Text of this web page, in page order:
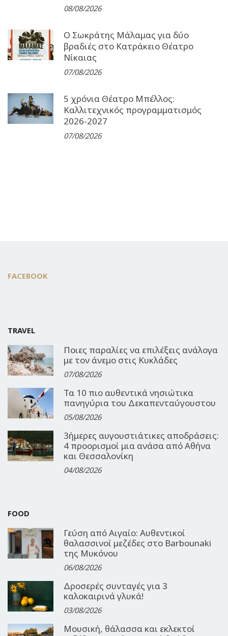
08/08/2026
Ο Σωκράτης Μάλαμας για δύο
βραδιές στο Κατράκειο Θέατρο
Νίκαιας
07/08/2026
5 χρόνια Θέατρο Μπέλλος:
Καλλιτεχνικός προγραμματισμός
2026-2027
07/08/2026
FACEBOOK
TRAVEL
Ποιες παραλίες να επιλέξεις ανάλογα
με τον άνεμο στις Κυκλάδες
07/08/2026
Τα 10 πιο αυθεντικά νησιώτικα
πανηγύρια του Δεκαπενταύγουστου
05/08/2026
3ήμερες αυγουστιάτικες αποδράσεις:
4 προορισμοί μια ανάσα από Αθήνα
και Θεσσαλονίκη
04/08/2026
FOOD
Γεύση από Αιγαίο: Αυθεντικοί
θαλασσινοί μεζέδες στο Barbounaki
της Μυκόνου
06/08/2026
Δροσερές συνταγές για 3
καλοκαιρινά γλυκά!
03/08/2026
Μουσική, θάλασσα και εκλεκτοί